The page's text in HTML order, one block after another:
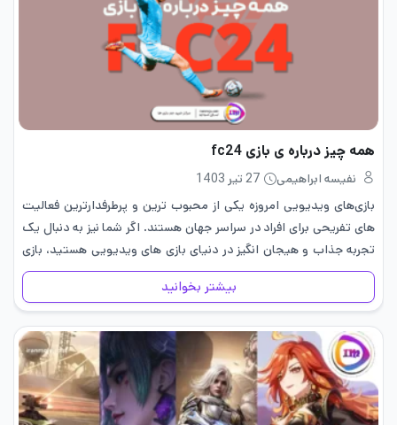
همه چیز درباره ی بازی fc24
نفیسه ابراهیمی
27 تیر 1403
بازی‌های ویدیویی امروزه یکی از محبوب ‌ترین و پرطرفدارترین فعالیت
‌های تفریحی برای افراد در سراسر جهان هستند. اگر شما نیز به دنبال یک
تجربه جذاب و هیجان‌ انگیز در دنیای بازی ‌های ویدیویی هستید، بازی
FC24 ممکن است گزینه‌ای…
بیشتر بخوانید